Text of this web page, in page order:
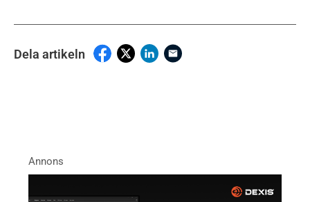
Dela artikeln